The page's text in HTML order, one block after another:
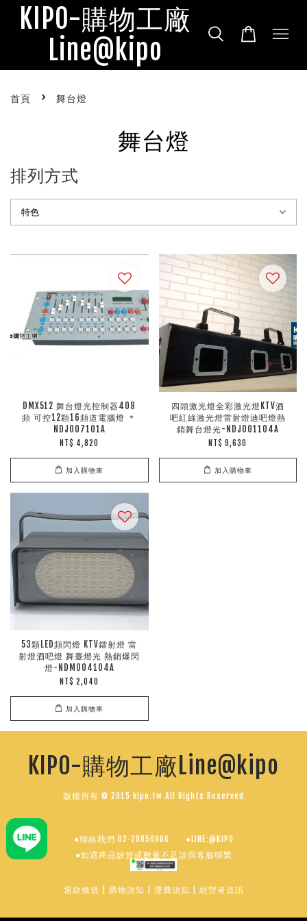
KIPO-購物工廠
Line@kipo
首頁 › 舞台燈
舞台燈
排列方式
DMX512 舞台燈光控制器408
頻 可控12顆16頻道電腦燈 ＊
NDJ007101A
NT$ 4,820
加入購物車
四頭激光燈全彩激光燈KTV酒
吧紅綠激光燈雷射燈迪吧燈熱
銷舞台燈光-NDJ001104A
NT$ 9,630
加入購物車
53顆LED頻閃燈 KTV鐳射燈 雷
射燈酒吧燈 舞臺燈光 熱銷爆閃
燈-NDM004104A
NT$ 2,040
加入購物車
KIPO-購物工廠Line@kipo
版權所有 © 2015 kipo.tw All Rights Reserved
●聯絡我們 02-28850986
●LINE:@KIPO
●如遇商品缺貨或數量不足請與客服聯繫
退款條規 購物須知 運費須知 經營者資訊